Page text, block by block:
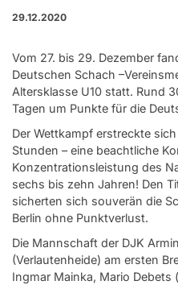
29.12.2020
Vom 27. bis 29. Dezember
Deutschen Schach
Altersklasse U10 statt. Rund
Tagen um Punkte für die
Der Wettkampf erstreckte
Stunden – eine beachtliche
Konzentrationsleistung des
sechs bis zehn Jahren! Den
sicherten sich souverän die
Berlin ohne Punktverlust.
Die Mannschaft der DJK
(Verlautenheide) am ersten
Ingmar Mainka, Mario Debets